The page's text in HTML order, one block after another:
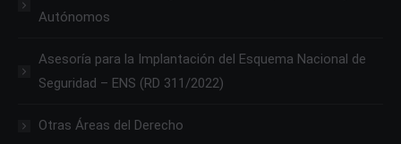
Autónomos
Asesoría para la Implantación del Esquema Nacional de
Seguridad – ENS (RD 311/2022)
Otras Áreas del Derecho